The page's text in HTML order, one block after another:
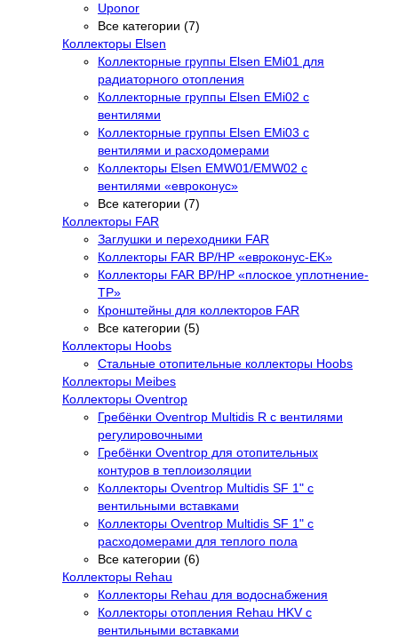
Uponor
Все категории (7)
Коллекторы Elsen
Коллекторные группы Elsen EMi01 для
радиаторного отопления
Коллекторные группы Elsen EMi02 с
вентилями
Коллекторные группы Elsen EMi03 с
вентилями и расходомерами
Коллекторы Elsen EMW01/EMW02 с
вентилями «евроконус»
Все категории (7)
Коллекторы FAR
Заглушки и переходники FAR
Коллекторы FAR ВР/НР «евроконус-EK»
Коллекторы FAR ВР/НР «плоское уплотнение-
TP»
Кронштейны для коллекторов FAR
Все категории (5)
Коллекторы Hoobs
Стальные отопительные коллекторы Hoobs
Коллекторы Meibes
Коллекторы Oventrop
Гребёнки Oventrop Multidis R с вентилями
регулировочными
Гребёнки Oventrop для отопительных
контуров в теплоизоляции
Коллекторы Oventrop Multidis SF 1" с
вентильными вставками
Коллекторы Oventrop Multidis SF 1" с
расходомерами для теплого пола
Все категории (6)
Коллекторы Rehau
Коллекторы Rehau для водоснабжения
Коллекторы отопления Rehau HKV с
вентильными вставками